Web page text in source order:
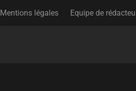
Mentions légales Equipe de